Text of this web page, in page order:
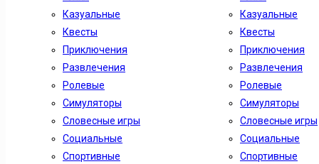
Казуальные
Квесты
Приключения
Развлечения
Ролевые
Симуляторы
Словесные игры
Социальные
Спортивные
Казуальные
Квесты
Приключения
Развлечения
Ролевые
Симуляторы
Словесные игры
Социальные
Спортивные